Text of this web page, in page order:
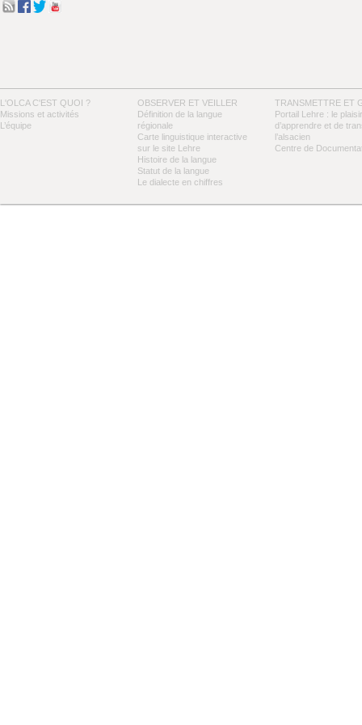
L'OLCA C'EST QUOI ?
Missions et activités
L’équipe
OBSERVER ET VEILLER
Définition de la langue
régionale
Carte linguistique interactive
sur le site Lehre
Histoire de la langue
Statut de la langue
Le dialecte en chiffres
TRANSMETTRE ET
Portail Lehre : le plaisir
d’apprendre et de
l’alsacien
Centre de